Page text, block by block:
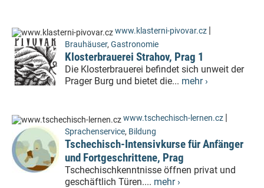
www.klasterni-pivovar.cz |
Brauhäuser, Gastronomie
Klosterbrauerei Strahov, Prag 1
Die Klosterbrauerei befindet sich unweit der
Prager Burg und bietet die... mehr ›
www.tschechisch-lernen.cz |
Sprachenservice, Bildung
Tschechisch-Intensivkurse für Anfänger
und Fortgeschrittene, Prag
Tschechischkenntnisse öffnen privat und
geschäftlich Türen.... mehr ›